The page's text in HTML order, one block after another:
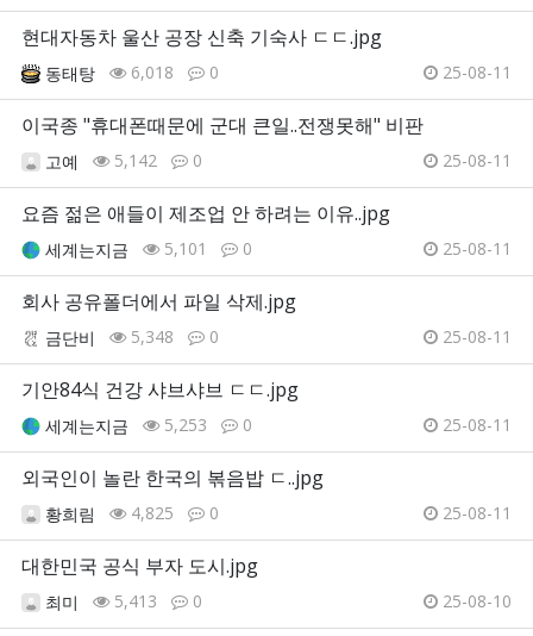
현대자동차 울산 공장 신축 기숙사 ㄷㄷ.jpg
동태탕 6,018 0 25-08-11
이국종 "휴대폰때문에 군대 큰일..전쟁못해" 비판
고예 5,142 0 25-08-11
요즘 젊은 애들이 제조업 안 하려는 이유..jpg
세계는지금 5,101 0 25-08-11
회사 공유폴더에서 파일 삭제.jpg
금단비 5,348 0 25-08-11
기안84식 건강 샤브샤브 ㄷㄷ.jpg
세계는지금 5,253 0 25-08-11
외국인이 놀란 한국의 볶음밥 ㄷ..jpg
황희림 4,825 0 25-08-11
대한민국 공식 부자 도시.jpg
최미 5,413 0 25-08-10